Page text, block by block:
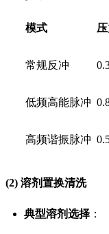
模式
常规反冲
低频高能脉冲
高频谐振脉冲
(2) 溶剂置换清洗
典型溶剂选择 ：